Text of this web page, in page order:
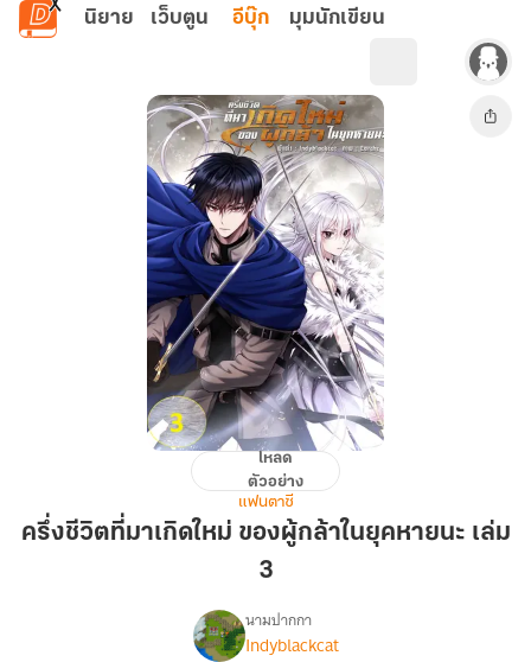
ข้ามไปยังเนื้อหาหลัก
นิยาย เว็บตูน อีบุ๊ก มุมนักเขียน
ที่มา
โหลด
ตัวอย่าง
แฟนตาซี
ครึ่งชีวิตที่มาเกิดใหม่ ของผู้กล้าในยุคหายนะ เล่ม
3
เรื่อง
นามปากกา
Indyblackcat